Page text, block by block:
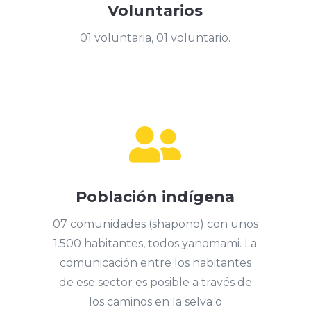
Voluntarios
01 voluntaria, 01 voluntario.

Población indígena
07 comunidades (shapono) con unos
1.500 habitantes, todos yanomami. La
comunicación entre los habitantes
de ese sector es posible a través de
los caminos en la selva o